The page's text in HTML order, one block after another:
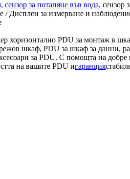
, сензор за потапяне във вода, сензор
/ Дисплеи за измерване и
хоризонтално PDU за монтаж в
шкаф, PDU за шкаф за данни,
за PDU. С помощта на добре
на вашите PDU игаранция